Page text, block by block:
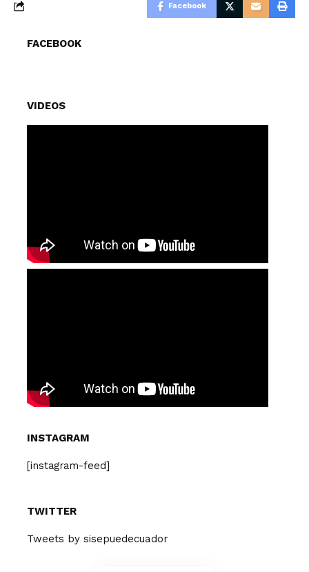
Facebook
FACEBOOK
VIDEOS
INSTAGRAM
[instagram-feed]
TWITTER
Tweets by sisepuedecuador